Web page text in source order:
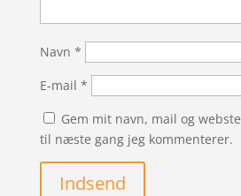
Navn *
E-mail *
Gem mit navn, mail og
til næste gang jeg kommenterer.
Indsend